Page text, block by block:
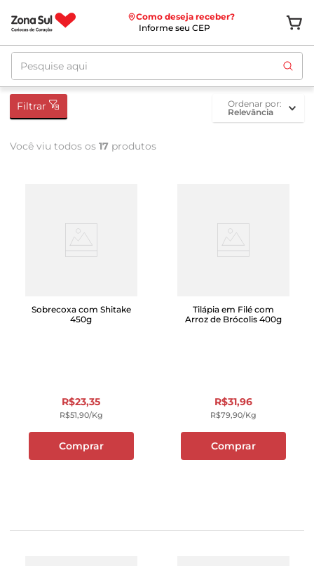
Como deseja receber?
Informe seu CEP
Pesquise aqui
Filtrar
ordenar por
Relevância
Você viu todos os 17 produtos
Sobrecoxa com Shitake
450g
R$23,35
R$51,90/kg
Comprar
Tilápia em Filé com
Arroz de Brócolis 400g
R$31,96
R$79,90/kg
Comprar